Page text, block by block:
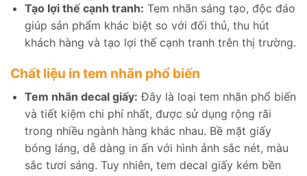
Tạo lợi thế cạnh tranh: Tem nhãn sáng tạo, độc đáo
giúp sản phẩm khác biệt so với đối thủ, thu hút
khách hàng và tạo lợi thế cạnh tranh trên thị trường.
Chất liệu in tem nhãn phổ biến
Tem nhãn decal giấy: Đây là loại tem nhãn phổ biến
và tiết kiệm chi phí nhất, được sử dụng rộng rãi
trong nhiều ngành hàng khác nhau. Bề mặt giấy
bóng láng, dễ dàng in ấn với hình ảnh sắc nét, màu
sắc tươi sáng. Tuy nhiên, tem decal giấy kém bền